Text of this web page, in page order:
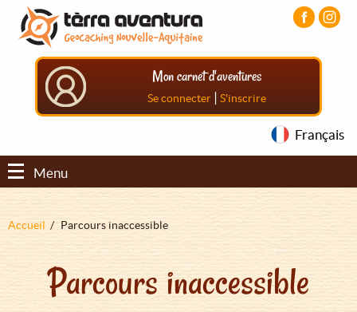
Aller
contenu
principal
Aller
menu
principal
Aller
pied
Mon carnet d'aventures
Se connecter | S'inscrire
Français
Menu
Fil
Accueil Parcours inaccessible
Parcours inaccessible